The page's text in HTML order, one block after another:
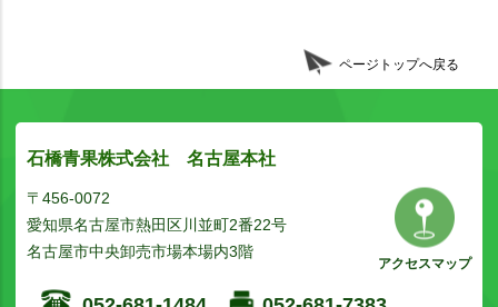
ページトップへ戻る
石橋青果株式会社 名古屋本社
〒456-0072
愛知県名古屋市熱田区川並町2番22号
名古屋市中央卸売市場本場内3階
アクセスマップ